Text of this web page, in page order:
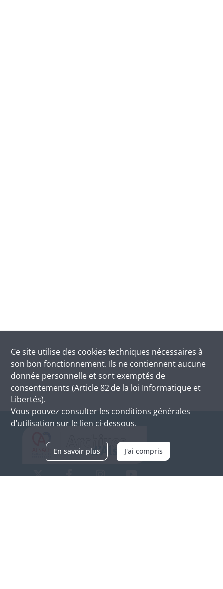
Ce site utilise des cookies techniques nécessaires à
son bon fonctionnement. Ils ne contiennent aucune
donnée personnelle et sont exemptés de
consentements (Article 82 de la loi Informatique et
Libertés).
Vous pouvez consulter les conditions générales
d’utilisation sur le lien ci-dessous.
En savoir plus J'ai compris